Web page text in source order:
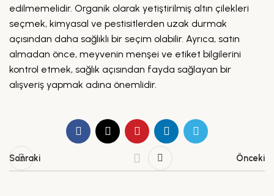
edilmemelidir. Organik olarak yetiştirilmiş altın çilekleri
seçmek, kimyasal ve pestisitlerden uzak durmak
açısından daha sağlıklı bir seçim olabilir. Ayrıca, satın
almadan önce, meyvenin menşei ve etiket bilgilerini
kontrol etmek, sağlık açısından fayda sağlayan bir
alışveriş yapmak adına önemlidir.
Sonraki Önceki